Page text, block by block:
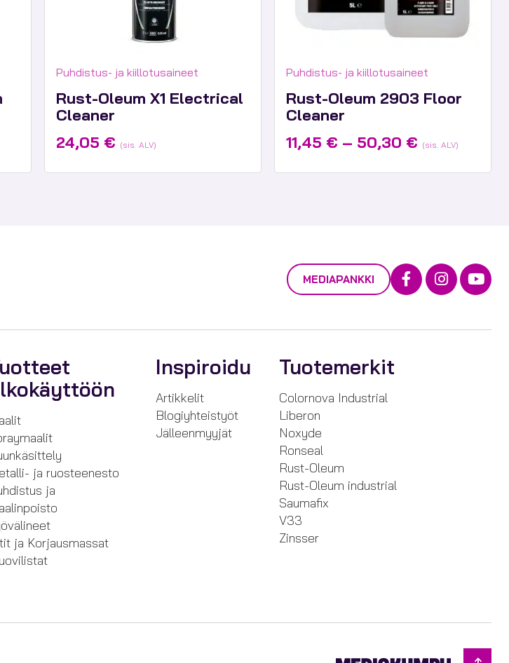
Tuotekategoriat:
Puhdistus- ja kiillotusaineet
Rust-Oleum X1 Electrical
Cleaner
24,05 € (sis. ALV)
Tuotekategoriat:
Puhdistus- ja kiillotusaineet
Rust-Oleum 2903 Floor
Cleaner
11,45 € – 50,30 € Hintaluokka:
-
(sis. ALV)
MEDIAPANKKI Facebook
ja ruosteenesto
ja
ja Korjausmassat
Inspiroidu
Artikkelit
Blogiyhteistyöt
Jälleenmyyjät
Tuotemerkit
Colornova Industrial
Liberon
Noxyde
Ronseal
Rust-Oleum
Rust-Oleum industrial
Saumafix
V33
Zinsser